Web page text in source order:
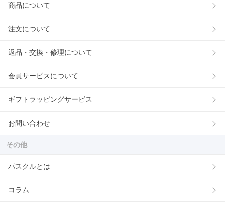
商品について
注文について
返品・交換・修理について
会員サービスについて
ギフトラッピングサービス
お問い合わせ
その他
パスクルとは
コラム